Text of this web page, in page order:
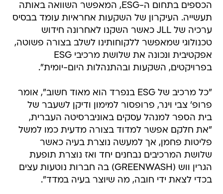
הכספים בתחום ה-ESG, המאפשר השוואה באותה
תעשייה. העיקרון של השקעות אחראיות עומד בבסיס
ערכיה של JLL כאשר השקנו לאחרונה חידוש
טכנולוגי שמאפשר ללקוחותינו לשלב בצורה פשוטה,
אפקטיבית ונכונה את שלושת מרכיבי ESG
בפרויקטים, השקעות ובהתנהלות היום-יומית".
"כל מרכיב של ESG בנפרד הוא מאוד חשוב", אומר
פרופ' צבי וינר, פרופסור למימון ודיקן לשעבר של
בית הספר למנהל עסקים באוניברסיטה העברית,
"את חלקם אפשר למדוד בצורה מדעית כמו למשל
פליטות פחמן, אך למעשה נוצרת בעיה כאשר
שלושת המרכיבים נבחנים יחד ואז נוצרת תופעת
הגרין ווש (GREENWASH) בה חברות נוטעות עצים
בכדי לצאת ידי חובה, מה שיוצר בעיה במדד".